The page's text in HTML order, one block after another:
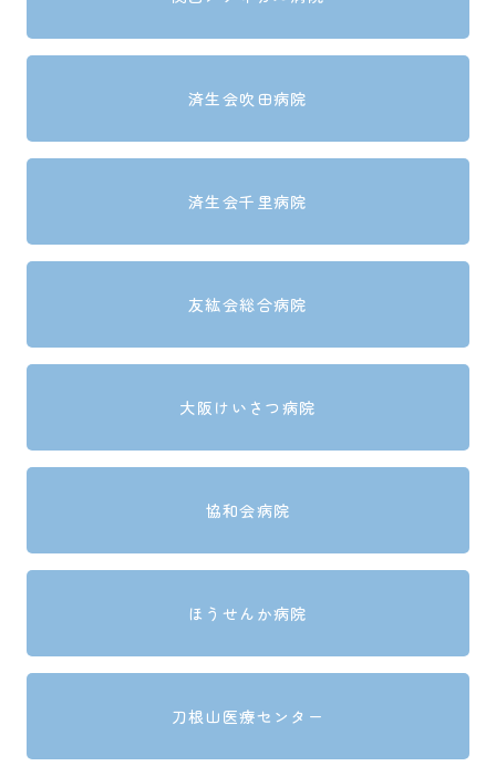
済生会吹田病院
済生会千里病院
友紘会総合病院
大阪けいさつ病院
協和会病院
ほうせんか病院
刀根山医療センター